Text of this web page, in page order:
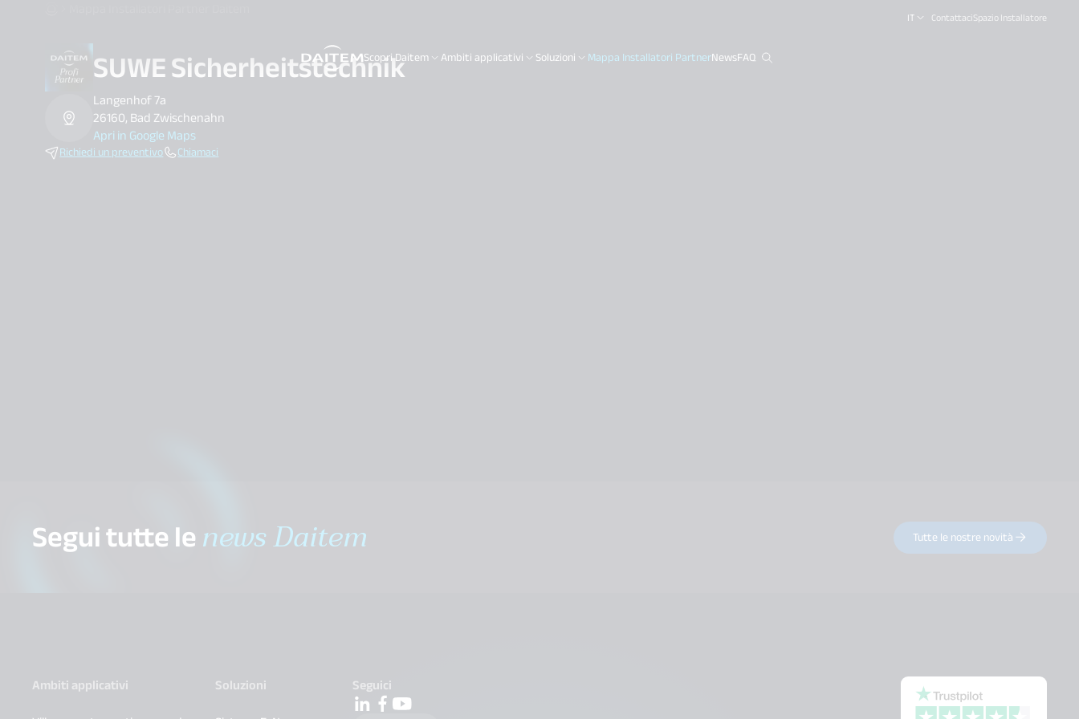
IT ContattaciSpazio Installatore
Scopri Daitem Ambiti applicativi Soluzioni Mappa Installatori PartnerNewsFAQ
search.label
SUWE Sicherheitstechnik
Langenhof 7a
26160, Bad Zwischenahn
Apri in Google Maps
Richiedi un preventivo Chiamaci
Segui tutte lenews Daitem Tutte le nostre novità
Ambiti applicativi
Soluzioni
Seguici